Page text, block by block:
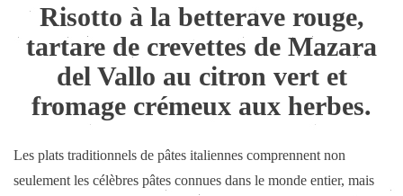
Risotto à la betterave rouge,
tartare de crevettes de Mazara
del Vallo au citron vert et
fromage crémeux aux herbes.
Les plats traditionnels de pâtes italiennes comprennent non
seulement les célèbres pâtes connues dans le monde entier, mais